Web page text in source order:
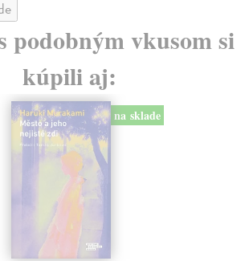
podobným vkusom si
kúpili aj:
na sklade